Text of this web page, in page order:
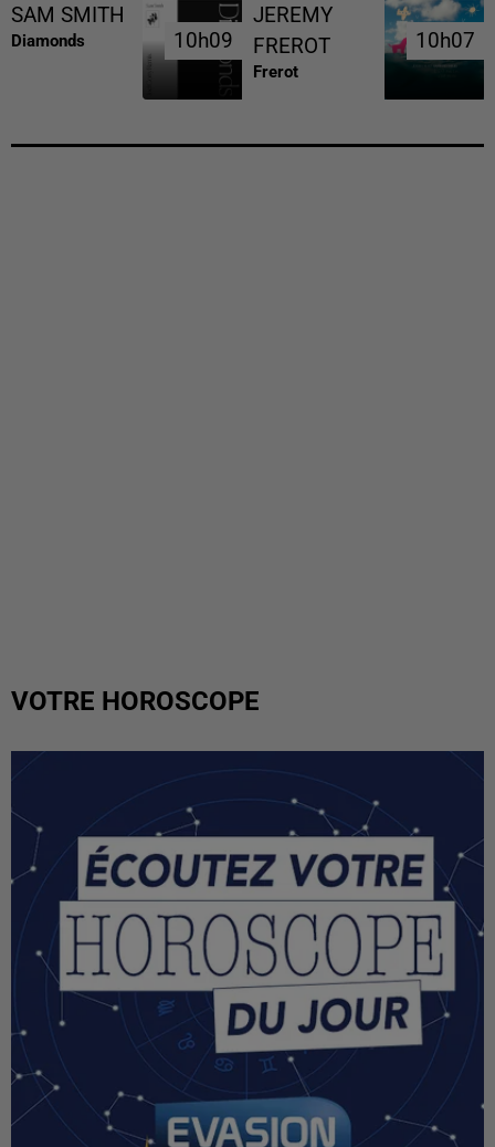
SAM SMITH
Diamonds 10h09
10h09
JEREMY
FREROT
Frerot
10h07
10h07
VOTRE HOROSCOPE